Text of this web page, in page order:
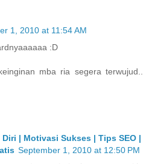
1, 2010 at 11:54 AM
:D
mba ria segera terwujud..
| Motivasi Sukses | Tips SEO |
September 1, 2010 at 12:50 PM